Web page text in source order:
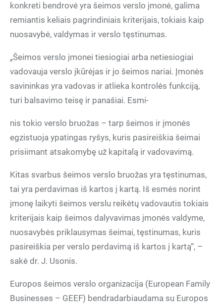
konkreti bendrovė yra šeimos verslo įmonė, galima
remiantis keliais pagrindiniais kriterijais, tokiais kaip
nuosavybė, valdymas ir verslo tęstinumas.
„Šeimos verslo įmonei tiesiogiai arba netiesiogiai
vadovauja verslo įkūrėjas ir jo šeimos nariai. Įmonės
savininkas yra vadovas ir atlieka kontrolės funkciją,
turi balsavimo teisę ir panašiai. Esmi-
nis tokio verslo bruožas – tarp šeimos ir įmonės
egzistuoja ypatingas ryšys, kuris pasireiškia šeimai
prisiimant atsakomybę už kapitalą ir vadovavimą.
Kitas svarbus šeimos verslo bruožas yra tęstinumas,
tai yra perdavimas iš kartos į kartą. Iš esmės norint
įmonę laikyti šeimos verslu reikėtų vadovautis tokiais
kriterijais kaip šeimos dalyvavimas įmonės valdyme,
nuosavybės priklausymas šeimai, tęstinumas, kuris
pasireiškia per verslo perdavimą iš kartos į kartą“, –
sakė dr. J. Usonis.
Europos šeimos verslo organizacija (European Family
Businesses – GEEF) bendradarbiaudama su Europos